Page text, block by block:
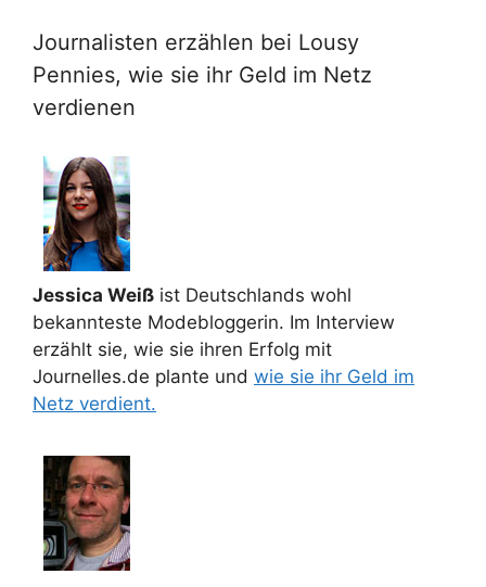
Journalisten erzählen bei Lousy
Pennies, wie sie ihr Geld im Netz
verdienen
Jessica Weiß ist Deutschlands wohl
bekannteste Modebloggerin. Im Interview
erzählt sie, wie sie ihren Erfolg mit
Journelles.de plante und wie sie ihr Geld im
Netz verdient.